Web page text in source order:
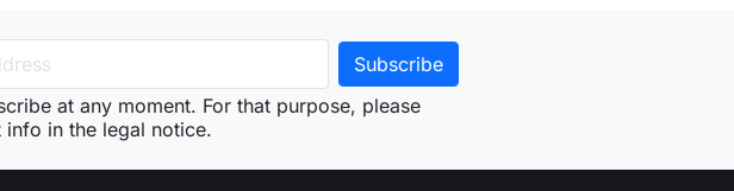
at any moment. For that purpose, please
in the legal notice.